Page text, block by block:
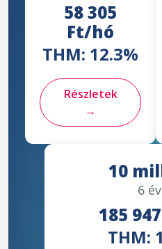
58 305
Ft/hó
THM: 12.3%
Részletek
→
10
6
185
THM: